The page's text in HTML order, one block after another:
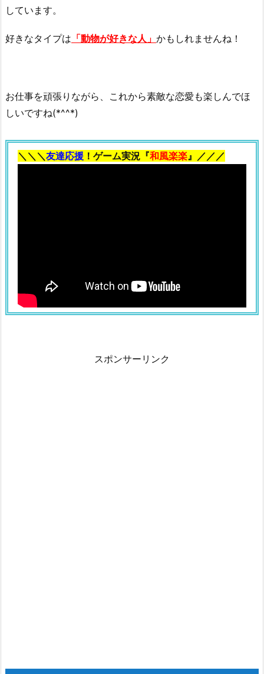
しています。
好きなタイプは 「動物が好きな人」 かもしれませんね！
お仕事を頑張りながら、これから素敵な恋愛も楽しんでほ
しいですね(*^^*)
＼＼＼友達応援 ！ゲーム実況『和風楽楽』／／／
スポンサーリンク